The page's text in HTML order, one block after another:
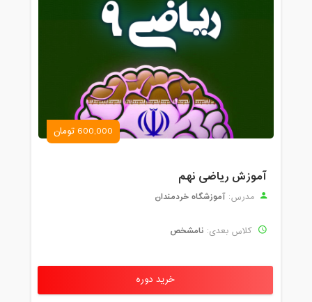
600,000 تومان
آموزش ریاضی نهم
مدرس: آموزشگاه خردمندان
کلاس بعدی: نامشخص
خرید دوره